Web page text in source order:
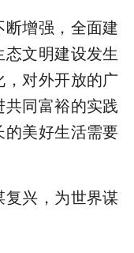
增强，全面建
文明建设发生
，对外开放的广
同富裕的实践
的美好生活需要
兴，为世界谋